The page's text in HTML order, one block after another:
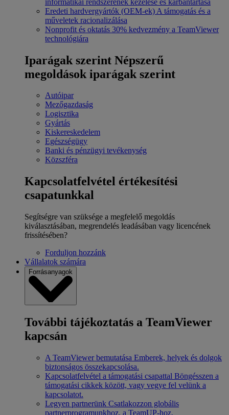
Eredeti hardvergyártók (OEM-ek) A támogatás és a
műveletek racionalizálása
Nonprofit és oktatás 30% kedvezmény a TeamViewer
technológiára
Iparágak szerint Népszerű
megoldások iparágak szerint
Autóipar
Mezőgazdaság
Logisztika
Gyártás
Kiskereskedelem
Egészségügy
Banki és pénzügyi tevékenység
Közszféra
Kapcsolatfelvétel értékesítési
csapatunkkal
Segítségre van szüksége a megfelelő megoldás
kiválasztásában, megrendelés leadásában vagy licencének
frissítésében?
Forduljon hozzánk
Vállalatok számára
Forrásanyagok
További tájékoztatás a TeamViewer
kapcsán
A TeamViewer bemutatása Emberek, helyek és dolgok
biztonságos összekapcsolása.
Kapcsolatfelvétel a támogatási csapattal Böngésszen a
támogatási cikkek között, vagy vegye fel velünk a
kapcsolatot.
Legyen partnerünk Csatlakozzon globális
partnerprogramunkhoz, a TeamUP-hoz.